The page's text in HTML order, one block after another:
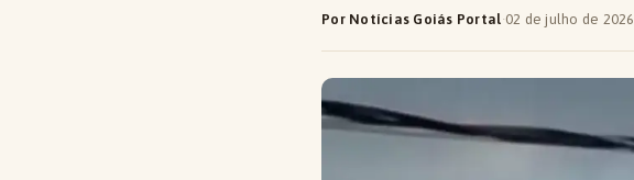
Por Notícias Goiás Portal·02 de julho de 2026